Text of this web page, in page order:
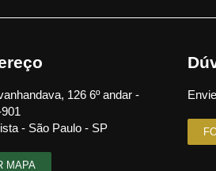
126 6º andar -
- São Paulo - SP
MAPA